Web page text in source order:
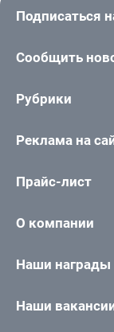
Подписаться
Сообщить
Рубрики
Реклама на
Прайс-лист
О компании
Наши награды
Наши